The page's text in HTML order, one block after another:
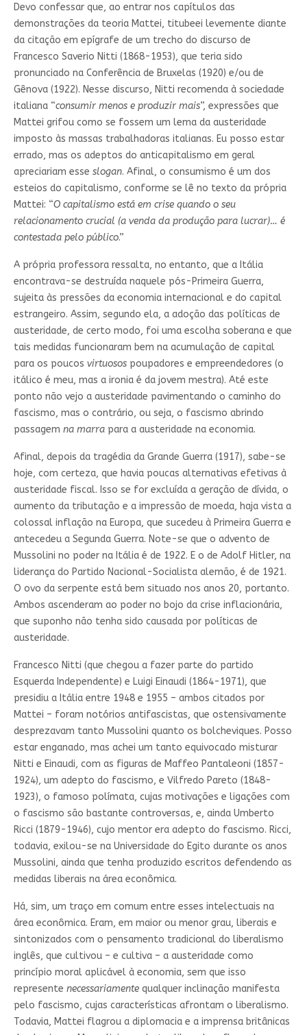
Devo confessar que, ao entrar nos capítulos das
demonstrações da teoria Mattei, titubeei levemente diante
da citação em epígrafe de um trecho do discurso de
Francesco Saverio Nitti (1868-1953), que teria sido
pronunciado na Conferência de Bruxelas (1920) e/ou de
Gênova (1922). Nesse discurso, Nitti recomenda à sociedade
italiana “consumir menos e produzir mais”, expressões que
Mattei grifou como se fossem um lema da austeridade
imposto às massas trabalhadoras italianas. Eu posso estar
errado, mas os adeptos do anticapitalismo em geral
apreciariam esse slogan. Afinal, o consumismo é um dos
esteios do capitalismo, conforme se lê no texto da própria
Mattei: “O capitalismo está em crise quando o seu
relacionamento crucial (a venda da produção para lucrar)… é
contestada pelo público.”
A própria professora ressalta, no entanto, que a Itália
encontrava-se destruída naquele pós-Primeira Guerra,
sujeita às pressões da economia internacional e do capital
estrangeiro. Assim, segundo ela, a adoção das políticas de
austeridade, de certo modo, foi uma escolha soberana e que
tais medidas funcionaram bem na acumulação de capital
para os poucos virtuosospoupadores e empreendedores (o
itálico é meu, mas a ironia é da jovem mestra). Até este
ponto não vejo a austeridade pavimentando o caminho do
fascismo, mas o contrário, ou seja, o fascismo abrindo
passagem na marrapara a austeridade na economia.
Afinal, depois da tragédia da Grande Guerra (1917), sabe-se
hoje, com certeza, que havia poucas alternativas efetivas à
austeridade fiscal. Isso se for excluída a geração de dívida, o
aumento da tributação e a impressão de moeda, haja vista a
colossal inflação na Europa, que sucedeu à Primeira Guerra e
antecedeu a Segunda Guerra. Note-se que o advento de
Mussolini no poder na Itália é de 1922. E o de Adolf Hitler, na
liderança do Partido Nacional-Socialista alemão, é de 1921.
O ovo da serpente está bem situado nos anos 20, portanto.
Ambos ascenderam ao poder no bojo da crise inflacionária,
que suponho não tenha sido causada por políticas de
austeridade.
Francesco Nitti (que chegou a fazer parte do partido
Esquerda Independente) e Luigi Einaudi (1864-1971), que
presidiu a Itália entre 1948 e 1955 – ambos citados por
Mattei – foram notórios antifascistas, que ostensivamente
desprezavam tanto Mussolini quanto os bolcheviques. Posso
estar enganado, mas achei um tanto equivocado misturar
Nitti e Einaudi, com as figuras de Maffeo Pantaleoni (1857-
1924), um adepto do fascismo, e Vilfredo Pareto (1848-
1923), o famoso polímata, cujas motivações e ligações com
o fascismo são bastante controversas, e, ainda Umberto
Ricci (1879-1946), cujo mentor era adepto do fascismo. Ricci,
todavia, exilou-se na Universidade do Egito durante os anos
Mussolini, ainda que tenha produzido escritos defendendo as
medidas liberais na área econômica.
Há, sim, um traço em comum entre esses intelectuais na
área econômica. Eram, em maior ou menor grau, liberais e
sintonizados com o pensamento tradicional do liberalismo
inglês, que cultivou – e cultiva – a austeridade como
princípio moral aplicável à economia, sem que isso
represente necessariamentequalquer inclinação manifesta
pelo fascismo, cujas características afrontam o liberalismo.
Todavia, Mattei flagrou a diplomacia e a imprensa britânicas